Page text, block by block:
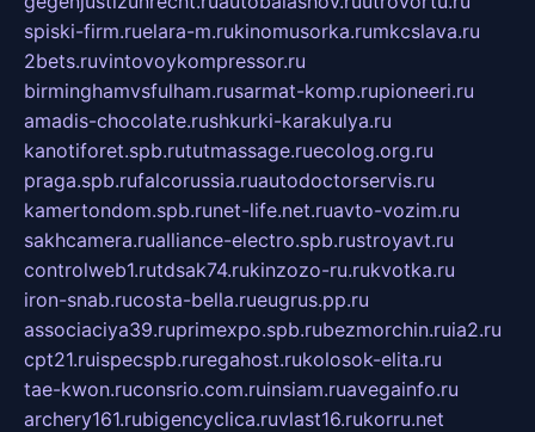
spiski-firm.ruelara-m.rukinomusorka.rumkcslava.ru
2bets.ruvintovoykompressor.ru
birminghamvsfulham.rusarmat-komp.rupioneeri.ru
amadis-chocolate.rushkurki-karakulya.ru
kanotiforet.spb.rututmassage.ruecolog.org.ru
praga.spb.rufalcorussia.ruautodoctorservis.ru
kamertondom.spb.runet-life.net.ruavto-vozim.ru
sakhcamera.rualliance-electro.spb.rustroyavt.ru
controlweb1.rutdsak74.rukinzozo-ru.rukvotka.ru
iron-snab.rucosta-bella.rueugrus.pp.ru
associaciya39.ruprimexpo.spb.rubezmorchin.ruia2.ru
cpt21.ruispecspb.ruregahost.rukolosok-elita.ru
tae-kwon.ruconsrio.com.ruinsiam.ruavegainfo.ru
archery161.rubigencyclica.ruvlast16.rukorru.net